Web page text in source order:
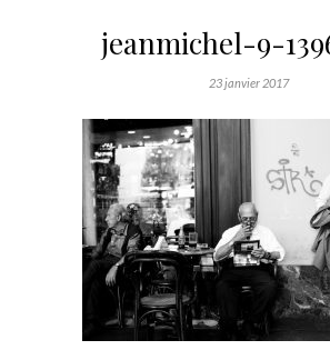
jeanmichel-9-
23 janvier 2017